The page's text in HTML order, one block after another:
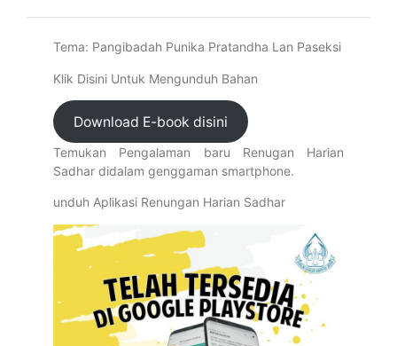
Tema: Pangibadah Punika Pratandha Lan Paseksi
Klik Disini Untuk Mengunduh Bahan
Download E-book disini
Temukan Pengalaman baru Renugan Harian
Sadhar didalam genggaman smartphone.
unduh Aplikasi Renungan Harian Sadhar